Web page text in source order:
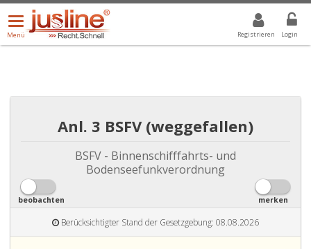
Registrieren Login
Menü
öffnen/schließen
Menü
ALLE DROPDOWN: GEWÄHLTER WERT IST ALLE
Anl. 3 BSFV (weggefallen)
BSFV - Binnenschifffahrts- und
Bodenseefunkverordnung
beobachten merken
Berücksichtigter Stand der Gesetzgebung: 08.08.2026